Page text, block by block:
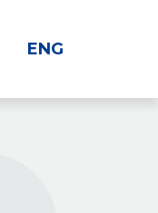
ENG